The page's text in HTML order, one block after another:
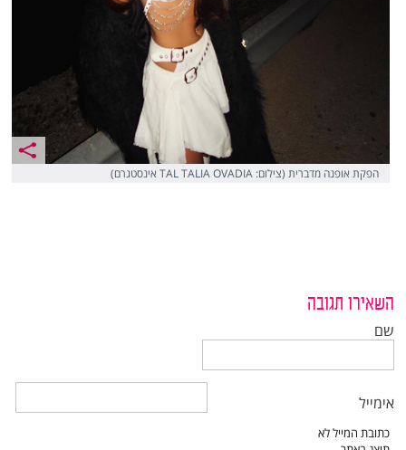
הפקת אופנה מדברית (צילום: TAL TALIA OVADIA אינסטגרם)
השאירו תגובה
שם
אימייל